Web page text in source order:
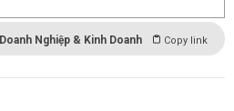
Doanh Nghiệp & Kinh Doanh Copy link